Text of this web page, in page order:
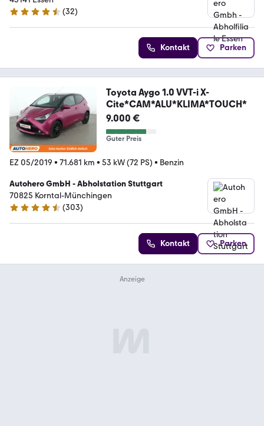
4.7 Sterne
(32)
Kontakt Parken
Toyota Aygo 1.0 VVT-i X-
Cite*CAM*ALU*KLIMA*TOUCH*
9.000 €
Guter Preis
EZ 05/2019 • 71.681 km • 53 kW (72 PS) • Benzin
Autohero GmbH - Abholstation Stuttgart
70825 Korntal-Münchingen
4.4 Sterne
(303)
Kontakt Parken